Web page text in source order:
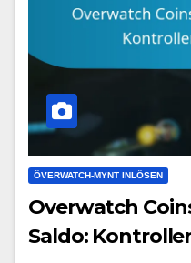
ÖVERWATCH-MYNT INLÖSEN
Overwatch
Saldo: